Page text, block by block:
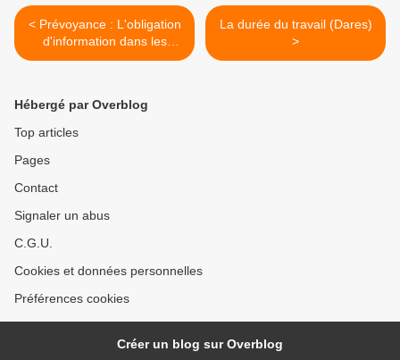
< Prévoyance : L'obligation
d'information dans les
contrats de groupe (L'argus
La durée du travail (Dares)
>
Hébergé par Overblog
Top articles
Pages
Contact
Signaler un abus
C.G.U.
Cookies et données personnelles
Préférences cookies
Créer un blog sur Overblog